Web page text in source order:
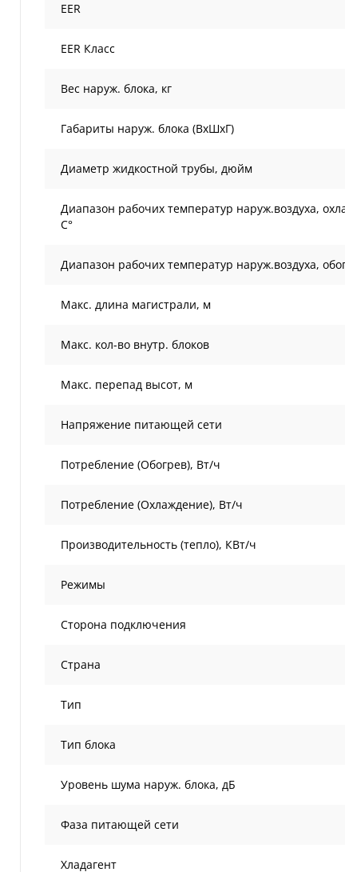
EER
EER Класс
Вес наруж. блока, кг
Габариты наруж. блока (ВxШxГ)
Диаметр жидкостной трубы, дюйм
Диапазон рабочих температур наруж.воздуха,
С°
Диапазон рабочих температур наруж.воздуха,
Макс. длина магистрали, м
Макс. кол-во внутр. блоков
Макс. перепад высот, м
Напряжение питающей сети
Потребление (Обогрев), Вт/ч
Потребление (Охлаждение), Вт/ч
Производительность (тепло), КВт/ч
Режимы
Сторона подключения
Страна
Тип
Тип блока
Уровень шума наруж. блока, дБ
Фаза питающей сети
Хладагент